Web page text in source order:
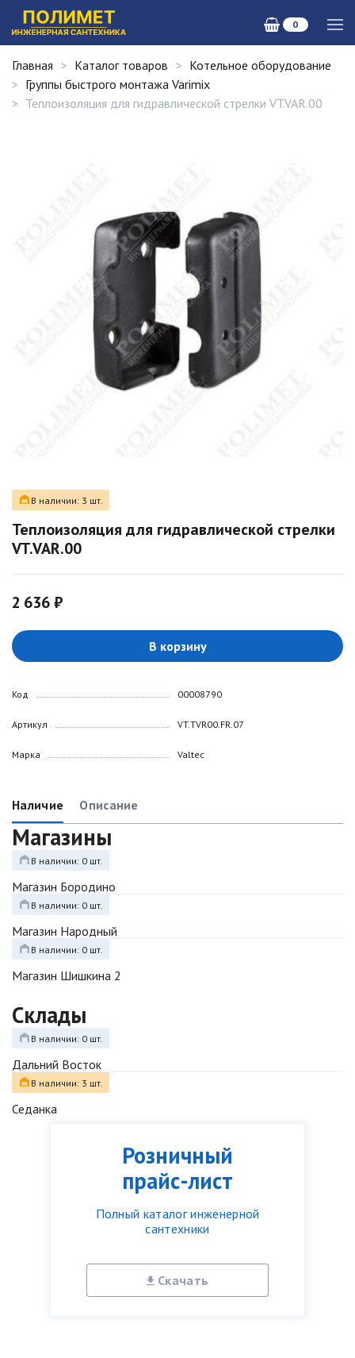
0
Розничный
прайс-лист
Полный каталог инженерной
сантехники
Скачать
Главная Каталог товаров
Котельное оборудование
Группы быстрого монтажа Varimix
Теплоизоляция для гидравлической стрелки VT.VAR.00
В наличии: 3 шт.
Теплоизоляция для гидравлической стрелки
VT.VAR.00
2 636 ₽
В корзину
Код
Артикул
Марка
00008790
VT.TVR00.FR.07
Valtec
Наличие Описание
Магазины
В наличии: 0 шт.
Магазин Бородино
В наличии: 0 шт.
Магазин Народный
В наличии: 0 шт.
Магазин Шишкина 2
Склады
В наличии: 0 шт.
Дальний Восток
В наличии: 3 шт.
Седанка